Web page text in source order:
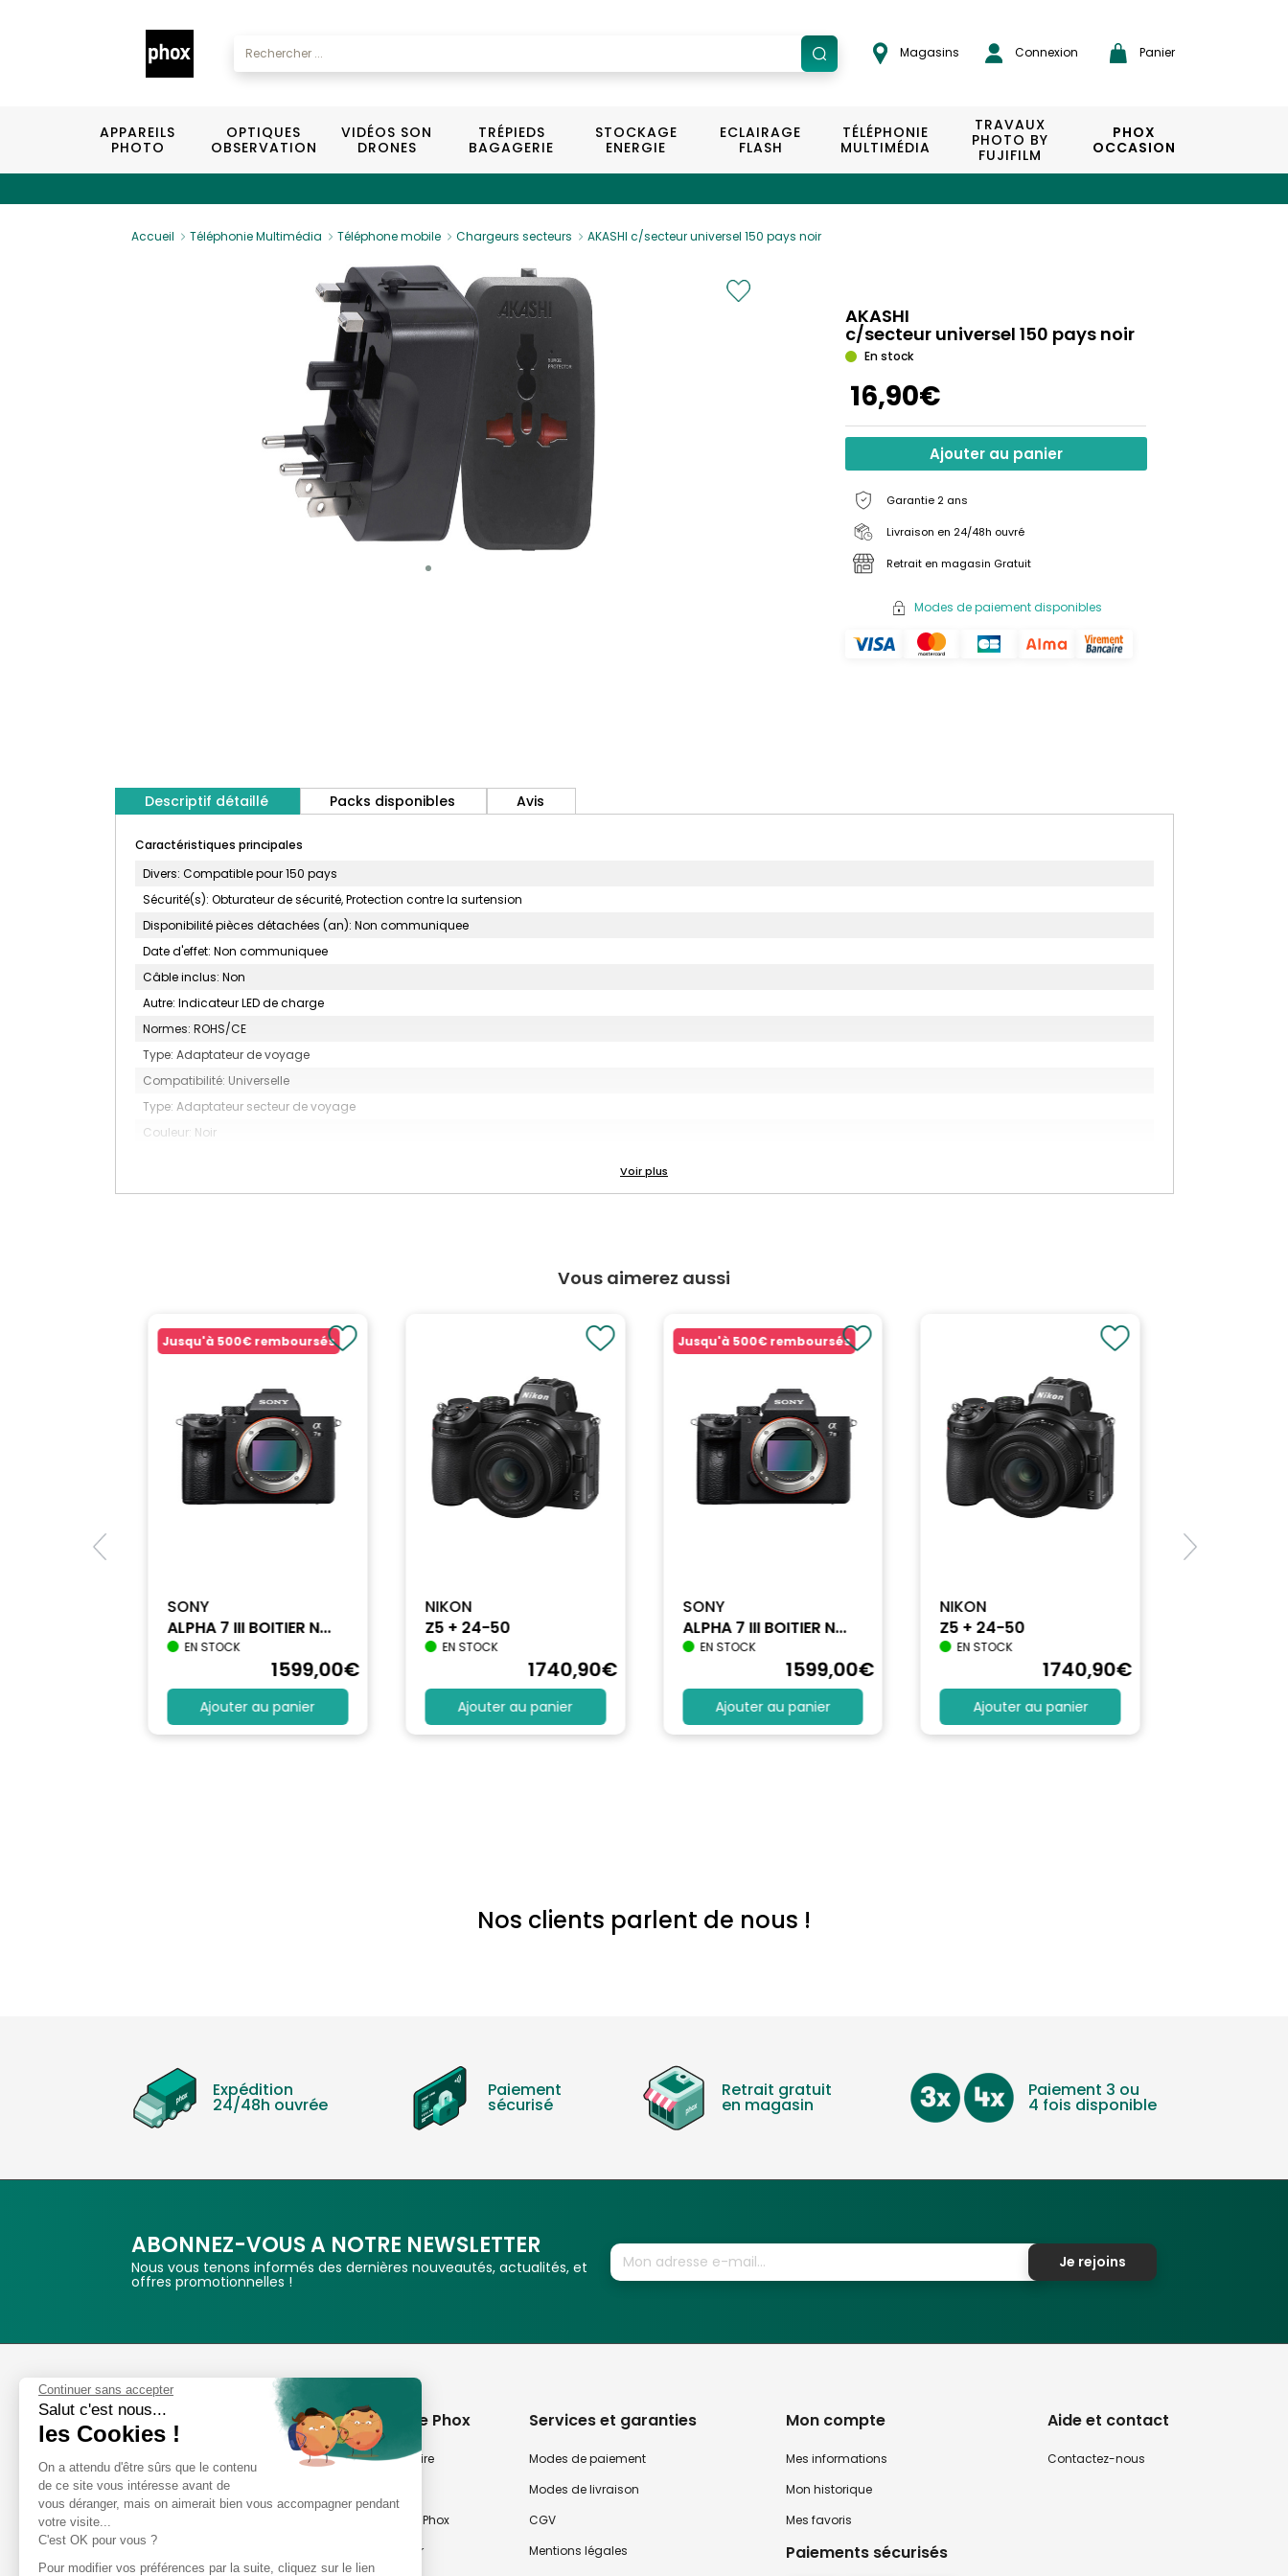
Magasins Connexion Panier
APPAREILS
PHOTO
OPTIQUES
OBSERVATION
VIDÉOS SON
DRONES
TRÉPIEDS
BAGAGERIE
STOCKAGE
ENERGIE
ECLAIRAGE
FLASH
TÉLÉPHONIE
MULTIMÉDIA
TRAVAUX
PHOTO BY
FUJIFILM
PHOX
OCCASION
Accueil Téléphonie Multimédia Téléphone mobile Chargeurs secteurs AKASHI c/secteur universel 150 pays noir
AKASHI
c/secteur universel 150 pays noir
En stock
16,90€
Ajouter au panier
Garantie 2 ans
Livraison en 24/48h ouvré
Retrait en magasin Gratuit
Modes de paiement disponibles
Descriptif détaillé Packs disponibles Avis
Caractéristiques principales
Divers: Compatible pour 150 pays
Sécurité(s): Obturateur de sécurité, Protection contre la surtension
Disponibilité pièces détachées (an): Non communiquee
Date d'effet: Non communiquee
Câble inclus: Non
Autre: Indicateur LED de charge
Normes: ROHS/CE
Type: Adaptateur de voyage
Compatibilité: Universelle
Type: Adaptateur secteur de voyage
Couleur: Noir
Vous aimerez aussi
Jusqu'à 500€ remboursés
SONY
ALPHA 7 III BOITIER N...
EN STOCK
1599,00€
Ajouter au panier
NIKON
Z5 + 24-50
EN STOCK
1740,90€
Ajouter au panier
Jusqu'à 500€ remboursés
SONY
ALPHA 7 III BOITIER N...
EN STOCK
1599,00€
Ajouter au panier
NIKON
Z5 + 24-50
EN STOCK
1740,90€
Ajouter au panier
Nos clients parlent de nous !
Expédition
24/48h ouvrée
Paiement
sécurisé
Retrait gratuit
en magasin
Paiement 3 ou
4 fois disponible
ABONNEZ-VOUS A NOTRE NEWSLETTER
Nous vous tenons informés des dernières nouveautés, actualités, et
offres promotionnelles !
Je rejoins
Phox
Spécialiste de l'image
Suivez-nous
Avis clients
8,2/10 Avis vérifiés
A propos de Phox
Notre savoir-faire
Nos magasins Phox
Notre newsletter
Services et garanties
Modes de paiement
Modes de livraison
CGV
Mentions légales
Mon compte
Mes informations
Mon historique
Mes favoris
Paiements sécurisés
Aide et contact
Contactez-nous
Continuer sans accepter
Salut c'est nous...
les Cookies !
On a attendu d'être sûrs que le contenu
de ce site vous intéresse avant de
vous déranger, mais on aimerait bien vous accompagner pendant
votre visite...
C'est OK pour vous ?
Pour modifier vos préférences par la suite, cliquez sur le lien